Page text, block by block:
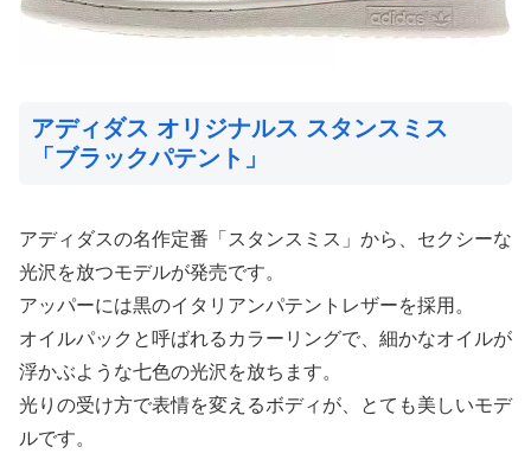
アディダス オリジナルス スタンスミス
「ブラックパテント」
アディダスの名作定番「スタンスミス」から、セクシーな
光沢を放つモデルが発売です。
アッパーには黒のイタリアンパテントレザーを採用。
オイルパックと呼ばれるカラーリングで、細かなオイルが
浮かぶような七色の光沢を放ちます。
光りの受け方で表情を変えるボディが、とても美しいモデ
ルです。